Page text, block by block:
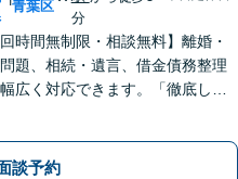
青葉区
分
回時間無制限・相談無料】離婚・
題、相続・遺言、借金債務整理
広く対応できます。「徹底した
上】
談予約